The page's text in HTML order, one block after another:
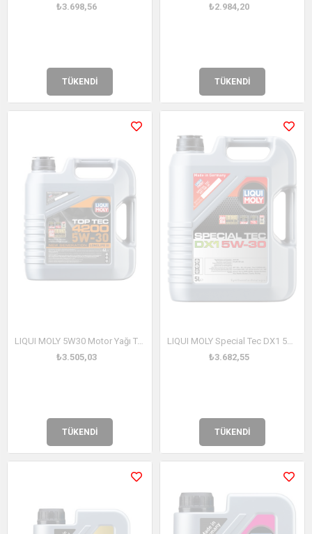
TÜKENDI
₺3.698,56
TÜKENDI
₺2.984,20
TÜKENDI
LIQUI MOLY 5W30 Motor Yağı Tam Sentetik TOP TEC 4200 4Litre (3715)
₺3.505,03
TÜKENDI
LIQUI MOLY Special Tec DX1 5W30 Motor Yağı 5 Litre (20969)
₺3.682,55